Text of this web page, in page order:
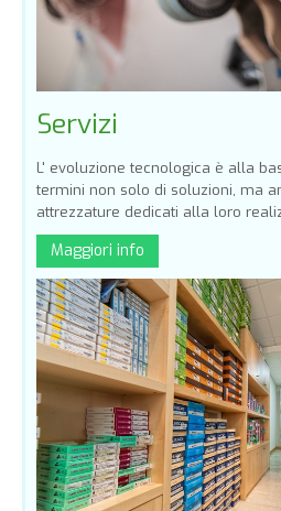
Servizi
L' evoluzione tecnologica è alla
termini non solo di soluzioni, ma
attrezzature dedicati alla loro
Maggiori info